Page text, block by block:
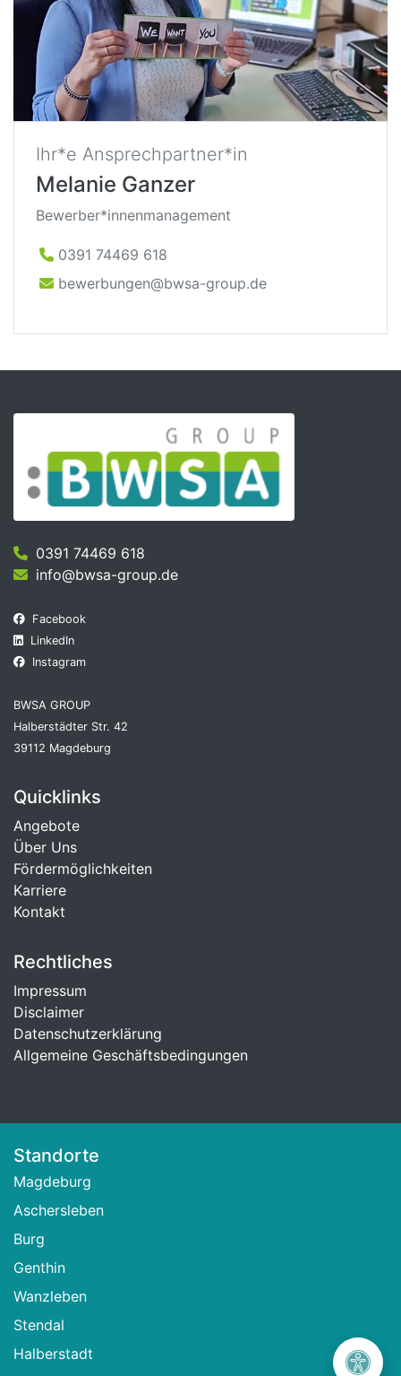
Ihr*e Ansprechpartner*in
Melanie Ganzer
Bewerber*innenmanagement
0391 74469 618
bewerbungen@bwsa-group.de
0391 74469 618
info@bwsa-group.de
Facebook
LinkedIn
Instagram
BWSA GROUP
Halberstädter Str. 42
39112 Magdeburg
Quicklinks
Angebote
Über Uns
Fördermöglichkeiten
Karriere
Kontakt
Rechtliches
Impressum
Disclaimer
Datenschutzerklärung
Allgemeine Geschäftsbedingungen
Standorte
Magdeburg
Aschersleben
Burg
Genthin
Wanzleben
Stendal
Halberstadt